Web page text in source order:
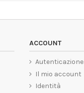
ACCOUNT
Autenticazione
Il mio account
Identità